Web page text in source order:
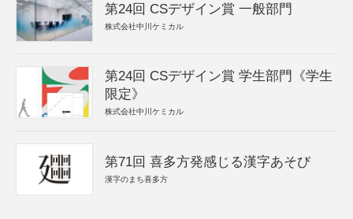
第24回 CSデザイン賞 一般部門
株式会社中川ケミカル
第24回 CSデザイン賞 学生部門《学生
限定》
株式会社中川ケミカル
第71回 喜多方発感じる漢字あそび
漢字のまち喜多方